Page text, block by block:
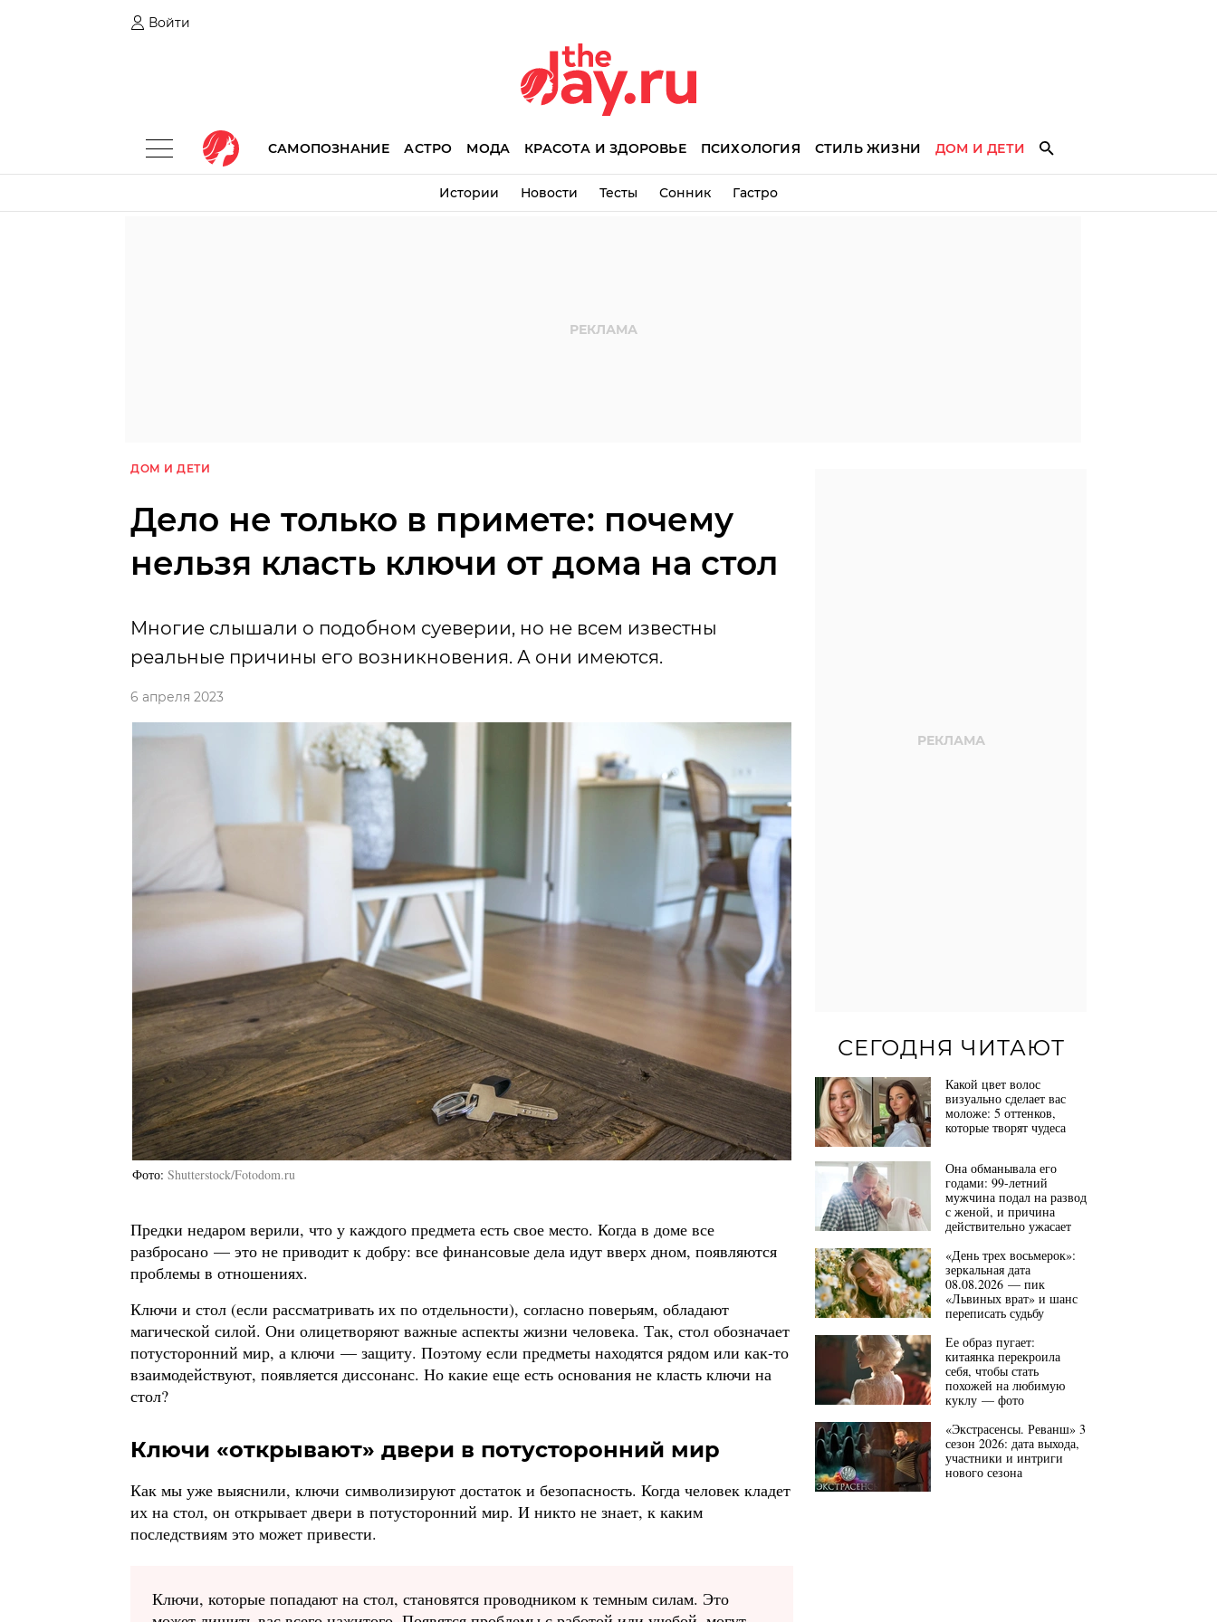
Войти
САМОПОЗНАНИЕ АСТРО МОДА КРАСОТА И ЗДОРОВЬЕ ПСИХОЛОГИЯ СТИЛЬ ЖИЗНИ ДОМ И ДЕТИ
Истории Новости Тесты Сонник Гастро
ДОМ И ДЕТИ
Дело не только в примете: почему
нельзя класть ключи от дома на стол
Многие слышали о подобном суеверии, но не всем известны
реальные причины его возникновения. А они имеются.
6 апреля 2023
Фото Shutterstock/Fotodom.ru
Предки недаром верили, что у каждого предмета есть свое место. Когда в доме все
разбросано — это не приводит к добру: все финансовые дела идут вверх дном, появляются
проблемы в отношениях.
Ключи и стол (если рассматривать их по отдельности), согласно поверьям, обладают
магической силой. Они олицетворяют важные аспекты жизни человека. Так, стол обозначает
потусторонний мир, а ключи — защиту. Поэтому если предметы находятся рядом или как-то
взаимодействуют, появляется диссонанс. Но какие еще есть основания не класть ключи на
стол?
Ключи «открывают» двери в потусторонний мир
Как мы уже выяснили, ключи символизируют достаток и безопасность. Когда человек кладет
их на стол, он открывает двери в потусторонний мир. И никто не знает, к каким
последствиям это может привести.
Ключи, которые попадают на стол, становятся проводником к темным силам. Это
СЕГОДНЯ ЧИТАЮТ
Какой цвет волос
визуально сделает вас
моложе: 5 оттенков,
которые творят чудеса
Она обманывала его
годами: 99-летний
мужчина подал на развод
с женой, и причина
действительно ужасает
«День трех восьмерок»:
зеркальная дата
08.08.2026 — пик
«Львиных врат» и шанс
переписать судьбу
Ее образ пугает:
китаянка перекроила
себя, чтобы стать
похожей на любимую
куклу — фото
«Экстрасенсы. Реванш» 3
сезон 2026: дата выхода,
участники и интриги
нового сезона